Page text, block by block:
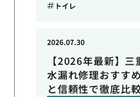
トイレ
【2026年最新】
水漏れ修理おすす
と信頼性で徹底比
2026.07.30